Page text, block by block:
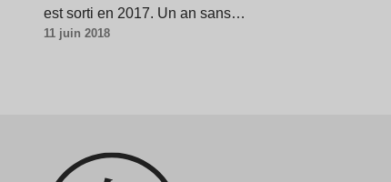
est sorti en 2017. Un an sans…
11 juin 2018